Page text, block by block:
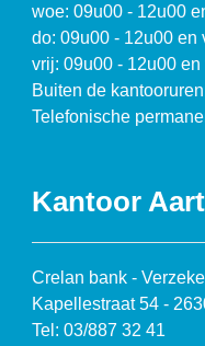
woe: 09u00 - 12u00
do: 09u00 - 12u00 en
vrij: 09u00 - 12u00
Buiten de
Telefonische
Kantoor
Crelan bank -
Kapellestraat 54 -
Tel: 03/887 32 41